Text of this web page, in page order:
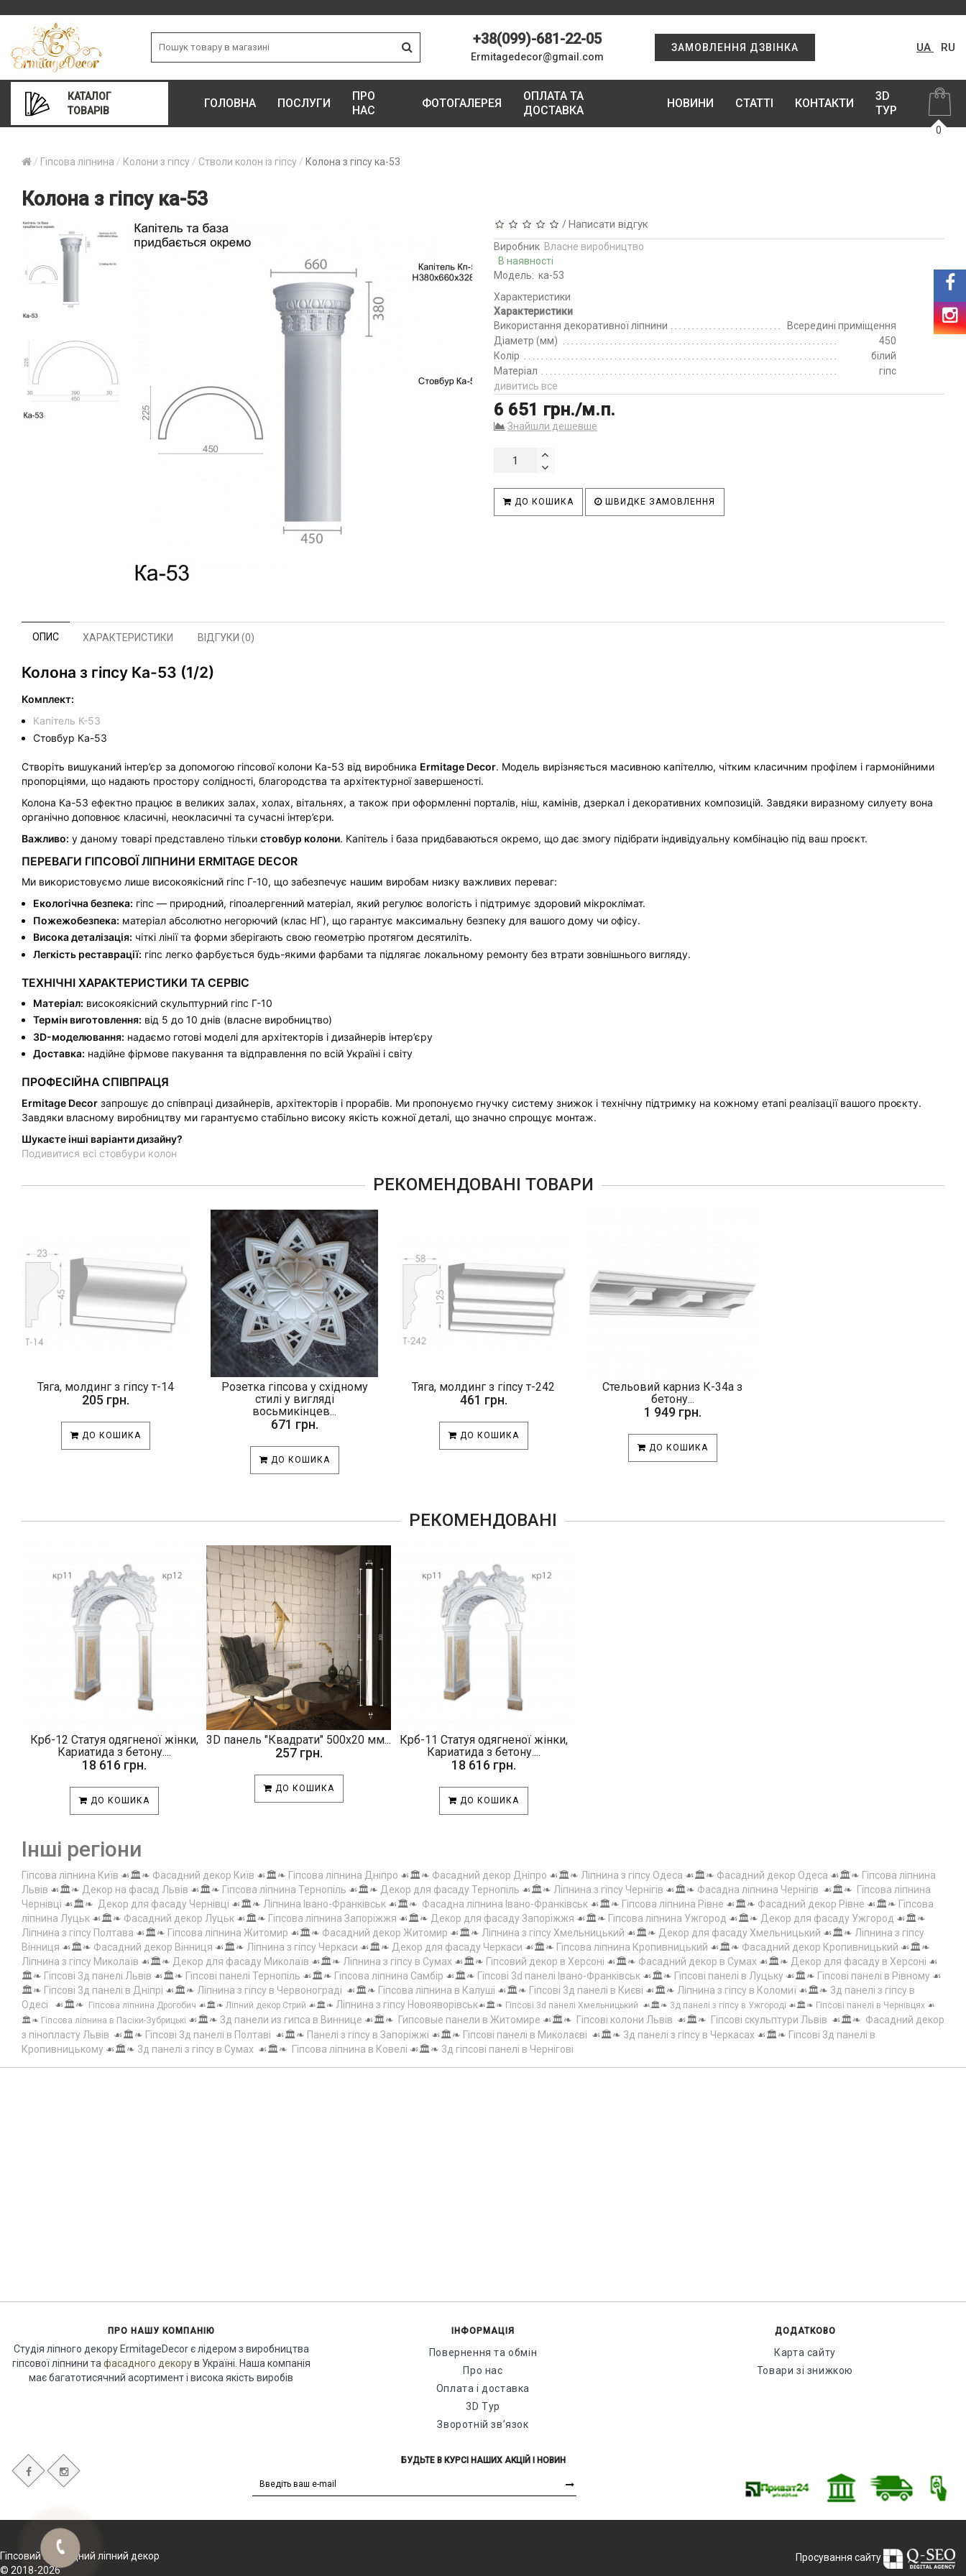
+38(099)-681-22-05
Ermitagedecor@gmail.com
ЗАМОВЛЕННЯ ДЗВІНКА UA RU
КАТАЛОГ
ТОВАРІВ
ГОЛОВНА ПОСЛУГИ
ПРО
НАС
ФОТОГАЛЕРЕЯ
ОПЛАТА ТА
ДОСТАВКА
НОВИНИ СТАТТІ КОНТАКТИ
3D
ТУР
0
Гіпсова ліпнина Колони з гіпсу Стволи колон із гіпсу Колона з гіпсу ка-53
Колона з гіпсу ка-53
/Написати відгук
Виробник Власне виробництво
В наявності
Модель: ка-53
Характеристики
Характеристики
Використання декоративної ліпнини
Всередині приміщення
Діаметр (мм)
450
Колір
білий
Матеріал
гіпс
дивитись все
6 651 грн./м.п.
Знайшли дешевше
ДО КОШИКА ШВИДКЕ ЗАМОВЛЕННЯ
ОПИС ХАРАКТЕРИСТИКИ ВІДГУКИ (0)
Колона з гіпсу Ка-53 (1/2)
Комплект:
Капітель К-53
Стовбур Ка-53
Створіть вишуканий інтер’єр за допомогою гіпсової колони Ка-53 від виробника Ermitage Decor. Модель вирізняється масивною капітеллю, чітким класичним профілем і гармонійними
пропорціями, що надають простору солідності, благородства та архітектурної завершеності.
Колона Ка-53 ефектно працює в великих залах, холах, вітальнях, а також при оформленні порталів, ніш, камінів, дзеркал і декоративних композицій. Завдяки виразному силуету вона
органічно доповнює класичні, неокласичні та сучасні інтер’єри.
Важливо: у даному товарі представлено тільки стовбур колони. Капітель і база придбаваються окремо, що дає змогу підібрати індивідуальну комбінацію під ваш проєкт.
ПЕРЕВАГИ ГІПСОВОЇ ЛІПНИНИ ERMITAGE DECOR
Ми використовуємо лише високоякісний гіпс Г-10, що забезпечує нашим виробам низку важливих переваг:
Екологічна безпека: гіпс — природний, гіпоалергенний матеріал, який регулює вологість і підтримує здоровий мікроклімат.
Пожежобезпека: матеріал абсолютно негорючий (клас НГ), що гарантує максимальну безпеку для вашого дому чи офісу.
Висока деталізація: чіткі лінії та форми зберігають свою геометрію протягом десятиліть.
Легкість реставрації: гіпс легко фарбується будь-якими фарбами та підлягає локальному ремонту без втрати зовнішнього вигляду.
ТЕХНІЧНІ ХАРАКТЕРИСТИКИ ТА СЕРВІС
Матеріал: високоякісний скульптурний гіпс Г-10
Термін виготовлення: від 5 до 10 днів (власне виробництво)
3D-моделювання: надаємо готові моделі для архітекторів і дизайнерів інтер’єру
Доставка: надійне фірмове пакування та відправлення по всій Україні і світу
ПРОФЕСІЙНА СПІВПРАЦЯ
Ermitage Decor запрошує до співпраці дизайнерів, архітекторів і прорабів. Ми пропонуємо гнучку систему знижок і технічну підтримку на кожному етапі реалізації вашого проєкту.
Завдяки власному виробництву ми гарантуємо стабільно високу якість кожної деталі, що значно спрощує монтаж.
Шукаєте інші варіанти дизайну?
Подивитися всі стовбури колон
РЕКОМЕНДОВАНІ ТОВАРИ
Тяга, молдинг з гіпсу т-14
205 грн.
ДО КОШИКА
Розетка гіпсова у східному
стилі у вигляді
восьмикінцев...
671 грн.
ДО КОШИКА
Тяга, молдинг з гіпсу т-242
461 грн.
ДО КОШИКА
Стельовий карниз К-34а з
бетону...
1 949 грн.
ДО КОШИКА
РЕКОМЕНДОВАНІ
Крб-12 Статуя одягненої жінки,
Кариатида з бетону....
18 616 грн.
ДО КОШИКА
3D панель "Квадрати" 500х20 мм...
257 грн.
ДО КОШИКА
Крб-11 Статуя одягненої жінки,
Кариатида з бетону....
18 616 грн.
ДО КОШИКА
Інші регіони
Гіпсова ліпнина Київ ☙🏛️❧ Фасадний декор Київ ☙🏛️❧ Гіпсова ліпнина Дніпро ☙🏛️❧ Фасадний декор Дніпро ☙🏛️❧ Ліпнина з гіпсу Одеса ☙🏛️❧ Фасадний декор Одеса ☙🏛️❧ Гіпсова ліпнина
Львів ☙🏛️❧ Декор на фасад Львів ☙🏛️❧ Гіпсова ліпнина Тернопіль ☙🏛️❧ Декор для фасаду Тернопіль ☙🏛️❧ Ліпнина з гіпсу Чернігів ☙🏛️❧ Фасадна ліпнина Чернігів ☙🏛️❧ Гіпсова ліпнина
Чернівці ☙🏛️❧ Декор для фасаду Чернівці ☙🏛️❧ Ліпнина Івано-Франківськ ☙🏛️❧ Фасадна ліпнина Івано-Франківськ ☙🏛️❧ Гіпсова ліпнина Рівне ☙🏛️❧ Фасадний декор Рівне ☙🏛️❧ Гіпсова
ліпнина Луцьк ☙🏛️❧ Фасадний декор Луцьк ☙🏛️❧ Гіпсова ліпнина Запоріжжя ☙🏛️❧ Декор для фасаду Запоріжжя ☙🏛️❧ Гіпсова ліпнина Ужгород ☙🏛️❧ Декор для фасаду Ужгород ☙🏛️❧
Ліпнина з гіпсу Полтава ☙🏛️❧ Гіпсова ліпнина Житомир ☙🏛️❧ Фасадний декор Житомир ☙🏛️❧ Ліпнина з гіпсу Хмельницький ☙🏛️❧ Декор для фасаду Хмельницький ☙🏛️❧ Ліпнина з гіпсу
Вінниця ☙🏛️❧ Фасадний декор Вінниця ☙🏛️❧ Ліпнина з гіпсу Черкаси ☙🏛️❧ Декор для фасаду Черкаси ☙🏛️❧ Гіпсова ліпнина Кропивницький ☙🏛️❧ Фасадний декор Кропивницький ☙🏛️❧
Ліпнина з гіпсу Миколаїв ☙🏛️❧ Декор для фасаду Миколаїв ☙🏛️❧ Ліпнина з гіпсу в Сумах ☙🏛️❧ Гіпсовий декор в Херсоні ☙🏛️❧ Фасадний декор в Сумах ☙🏛️❧ Декор для фасаду в Херсоні ☙
🏛️❧ Гіпсові 3д панелі Львів ☙🏛️❧ Гіпсові панелі Тернопіль ☙🏛️❧ Гіпсова ліпнина Самбір ☙🏛️❧ Гіпсові 3d панелі Івано-Франківськ ☙🏛️❧ Гіпсові панелі в Луцьку ☙🏛️❧ Гіпсові панелі в Рівному ☙
🏛️❧ Гіпсові 3д панелі в Дніпрі ☙🏛️❧ Ліпнина з гіпсу в Червонограді ☙🏛️❧ Гіпсова ліпнина в Калуші ☙🏛️❧ Гіпсові 3д панелі в Києві ☙🏛️❧ Ліпнина з гіпсу в Коломиї ☙🏛️❧ 3д панелі з гіпсу в
Одесі ☙🏛️❧ Гіпсова ліпнина Дрогобич ☙🏛️❧ Ліпний декор Стрий ☙🏛️❧ Ліпнина з гіпсу Новояворівськ☙🏛️❧ Гіпсові 3d панелі Хмельницький ☙🏛️❧ 3д панелі з гіпсу в Ужгороді ☙🏛️❧ Гіпсові панелі в Чернівцях ☙
🏛️❧ Гіпсова ліпнина в Пасіки-Зубрицькі ☙🏛️❧ 3д панели из гипса в Виннице ☙🏛️❧ Гипсовые панели в Житомире ☙🏛️❧ Гіпсові колони Львів ☙🏛️❧ Гіпсові скульптури Львів ☙🏛️❧ Фасадний декор
з пінопласту Львів ☙🏛️❧ Гіпсові 3д панелі в Полтаві ☙🏛️❧ Панелі з гіпсу в Запоріжжі ☙🏛️❧ Гіпсові панелі в Миколаєві ☙🏛️❧ 3д панелі з гіпсу в Черкасах ☙🏛️❧ Гіпсові 3д панелі в
Кропивницькому ☙🏛️❧ 3д панелі з гіпсу в Сумах ☙🏛️❧ Гіпсова ліпнина в Ковелі ☙🏛️❧ 3д гіпсові панелі в Чернігові
ПРО НАШУ КОМПАНІЮ
Студія ліпного декору ErmitageDecor є лідером з виробництва
гіпсової ліпнини та фасадного декорув Україні. Наша компанія
має багатотисячний асортимент і висока якість виробів
ІНФОРМАЦІЯ
Повернення та обмін
Про нас
Оплата і доставка
3D Тур
Зворотній зв’язок
ДОДАТКОВО
Карта сайту
Товари зі знижкою
БУДЬТЕ В КУРСІ НАШИХ АКЦІЙ І НОВИН
Гіпсовий і фасадний ліпний декор
© 2018-2026
Просування сайту